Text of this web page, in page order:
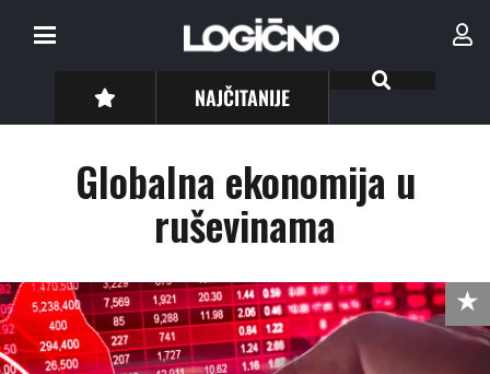
NAJČITANIJE
Globalna ekonomija u
ruševinama